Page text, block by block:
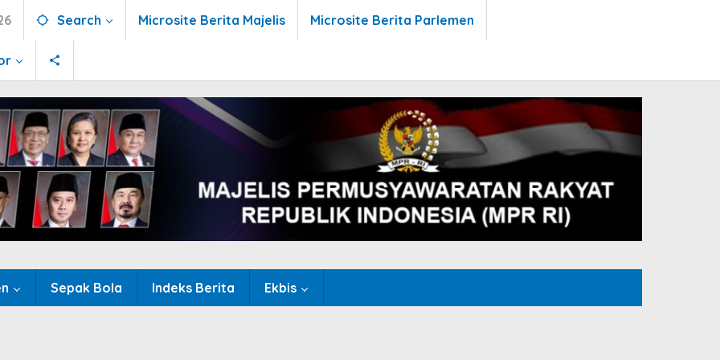
Search Microsite Berita Majelis Microsite Berita Parlemen
Sepak Bola Indeks Berita Ekbis